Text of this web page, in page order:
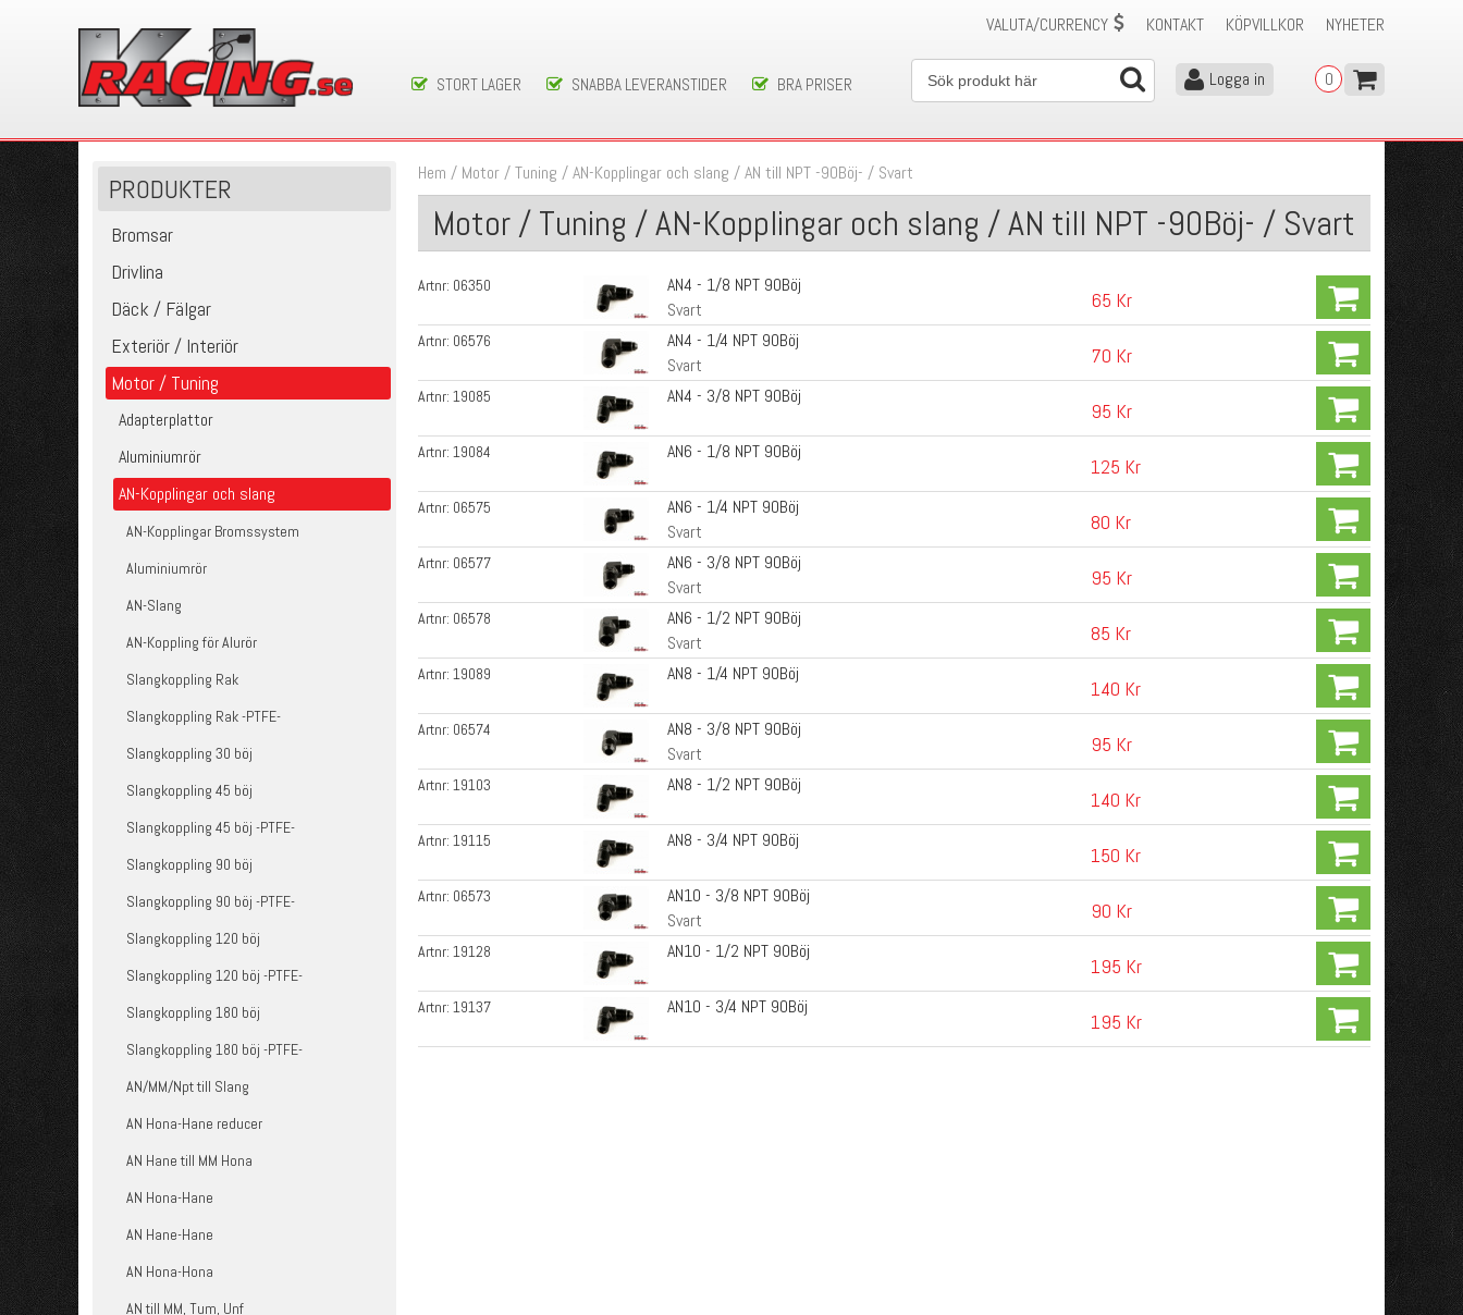
NYHETER
KÖPVILLKOR
KONTAKT
VALUTA/CURRENCY
STORT LAGER SNABBA LEVERANSTIDER BRA PRISER 0
Logga in
PRODUKTER
Bromsar
Drivlina
Däck / Fälgar
Exteriör / Interiör
Motor / Tuning
Adapterplattor
Aluminiumrör
AN-Kopplingar och slang
AN-Kopplingar Bromssystem
Aluminiumrör
AN-Slang
AN-Koppling för Alurör
Slangkoppling Rak
Slangkoppling Rak -PTFE-
Slangkoppling 30 böj
Slangkoppling 45 böj
Slangkoppling 45 böj -PTFE-
Slangkoppling 90 böj
Slangkoppling 90 böj -PTFE-
Slangkoppling 120 böj
Slangkoppling 120 böj -PTFE-
Slangkoppling 180 böj
Slangkoppling 180 böj -PTFE-
AN/MM/Npt till Slang
AN Hona-Hane reducer
AN Hane till MM Hona
AN Hona-Hane
AN Hane-Hane
AN Hona-Hona
AN till MM, Tum, Unf
Hem / Motor / Tuning /AN-Kopplingar och slang /AN till NPT -90Böj- / Svart
Motor / Tuning / AN-Kopplingar och slang / AN till NPT -90Böj- / Svart
Artnr: 06350
AN4 - 1/8 NPT 90Böj
Svart
65 Kr
Artnr: 06576
AN4 - 1/4 NPT 90Böj
Svart
70 Kr
Artnr:19085 AN4 - 3/8 NPT 90Böj
95 Kr
Artnr:19084 AN6 - 1/8 NPT 90Böj
125 Kr
Artnr: 06575
AN6 - 1/4 NPT 90Böj
Svart
80 Kr
Artnr: 06577
AN6 - 3/8 NPT 90Böj
Svart
95 Kr
Artnr: 06578
AN6 - 1/2 NPT 90Böj
Svart
85 Kr
Artnr:19089 AN8 - 1/4 NPT 90Böj
140 Kr
Artnr: 06574
AN8 - 3/8 NPT 90Böj
Svart
95 Kr
Artnr:19103 AN8 - 1/2 NPT 90Böj
140 Kr
Artnr:19115 AN8 - 3/4 NPT 90Böj
150 Kr
Artnr: 06573
AN10 - 3/8 NPT 90Böj
Svart
90 Kr
Artnr:19128 AN10 - 1/2 NPT 90Böj
195 Kr
Artnr:19137 AN10 - 3/4 NPT 90Böj
195 Kr